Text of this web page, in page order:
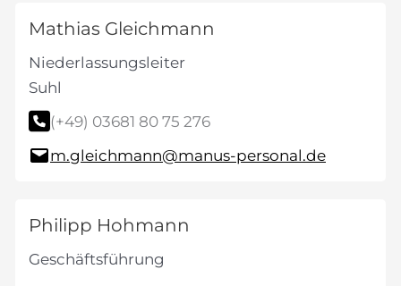
Mathias Gleichmann
Niederlassungsleiter
Suhl
(+49) 03681 80 75 276
m.gleichmann@manus-personal.de
Philipp Hohmann
Geschäftsführung